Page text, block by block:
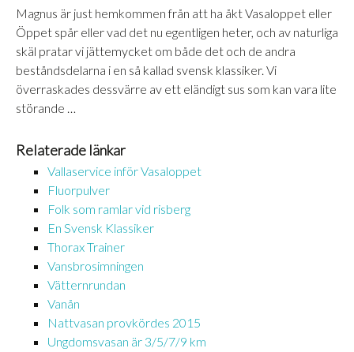
FLÖDE
LÄNK
BÄDDA IN
Magnus är just hemkommen från att ha åkt Vasaloppet eller
Öppet spår eller vad det nu egentligen heter, och av naturliga
skäl pratar vi jättemycket om både det och de andra
beståndsdelarna i en så kallad svensk klassiker. Vi
överraskades dessvärre av ett eländigt sus som kan vara lite
störande …
Relaterade länkar
Vallaservice inför Vasaloppet
Fluorpulver
Folk som ramlar vid risberg
En Svensk Klassiker
Thorax Trainer
Vansbrosimningen
Vätternrundan
Vanån
Nattvasan provkördes 2015
Ungdomsvasan är 3/5/7/9 km